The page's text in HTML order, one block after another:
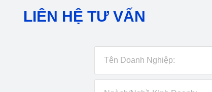
LIÊN HỆ TƯ VẤN